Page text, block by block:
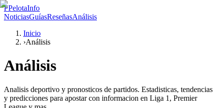
PPelotaInfo
NoticiasGuíasReseñasAnálisis
Inicio
›Análisis
Análisis
Analisis deportivo y pronosticos de partidos. Estadisticas, tendencias
y predicciones para apostar con informacion en Liga 1, Premier